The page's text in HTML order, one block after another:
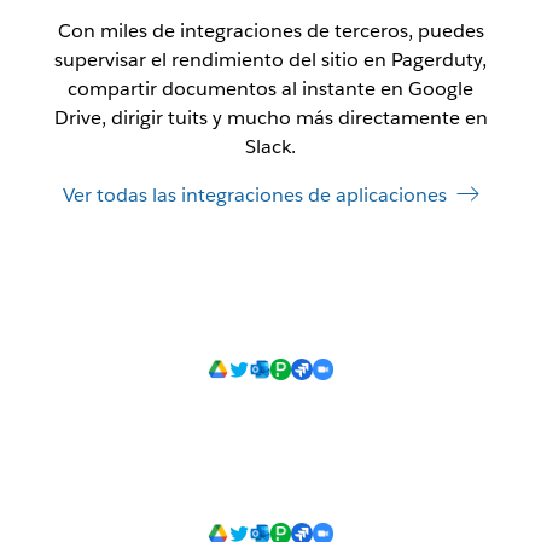
Con miles de integraciones de terceros, puedes
supervisar el rendimiento del sitio en Pagerduty,
compartir documentos al instante en Google
Drive, dirigir tuits y mucho más directamente en
Slack.
Ver todas las integraciones de aplicaciones